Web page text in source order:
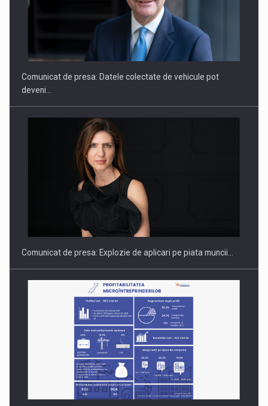
ROOTED IN ROMANIA, BUILT TO DELIVER TECHNOLOGY FOR
PUTTING ROMANIAN CORPORATE COMPANIES ON THE
INTERNATIONAL BUSINESS SCENE
Comunicat de presa: Datele colectate de vehicule pot
deveni…
Comunicat de presa: Explozie de aplicari pe piata muncii…